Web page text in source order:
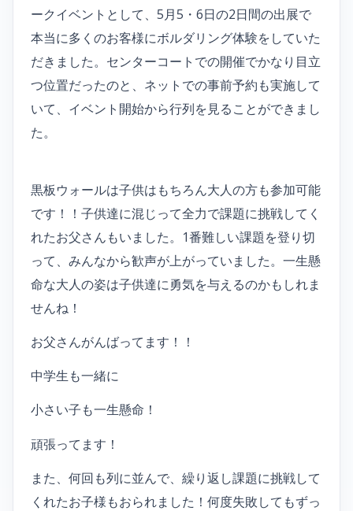
ークイベントとして、5月5・6日の2日間の出展で
本当に多くのお客様にボルダリング体験をしていた
だきました。センターコートでの開催でかなり目立
つ位置だったのと、ネットでの事前予約も実施して
いて、イベント開始から行列を見ることができまし
た。
黒板ウォールは子供はもちろん大人の方も参加可能
です！！子供達に混じって全力で課題に挑戦してく
れたお父さんもいました。1番難しい課題を登り切
って、みんなから歓声が上がっていました。一生懸
命な大人の姿は子供達に勇気を与えるのかもしれま
せんね！
お父さんがんばってます！！
中学生も一緒に
小さい子も一生懸命！
頑張ってます！
また、何回も列に並んで、繰り返し課題に挑戦して
くれたお子様もおられました！何度失敗してもずっ